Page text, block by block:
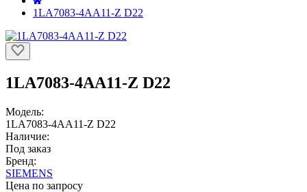
1LA7083-4AA11-Z D22
1LA7083-4AA11-Z D22
Модель:
1LA7083-4AA11-Z D22
Наличие:
Под заказ
Бренд:
SIEMENS
Цена по запросу